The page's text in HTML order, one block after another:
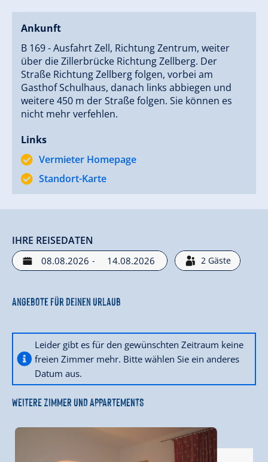
Ankunft
B 169 - Ausfahrt Zell, Richtung Zentrum, weiter
über die Zillerbrücke Richtung Zellberg. Der
Straße Richtung Zellberg folgen, vorbei am
Gasthof Schulhaus, danach links abbiegen und
weitere 450 m der Straße folgen. Sie können es
nicht mehr verfehlen.
Links
Vermieter Homepage
Standort-Karte
IHRE REISEDATEN
- 2 Gäste
Angebote für deinen Urlaub
Leider gibt es für den gewünschten Zeitraum keine
freien Zimmer mehr. Bitte wählen Sie ein anderes
Datum aus.
WEITERE ZIMMER UND APPARTEMENTS